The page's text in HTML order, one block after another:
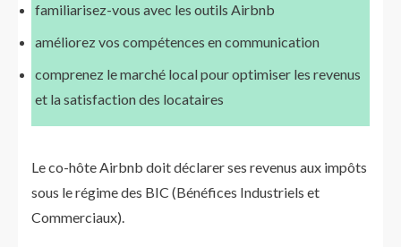
familiarisez-vous avec les outils Airbnb
améliorez vos compétences en communication
comprenez le marché local pour optimiser les revenus
et la satisfaction des locataires
Le co-hôte Airbnb doit déclarer ses revenus aux impôts
sous le régime des BIC (Bénéfices Industriels et
Commerciaux).